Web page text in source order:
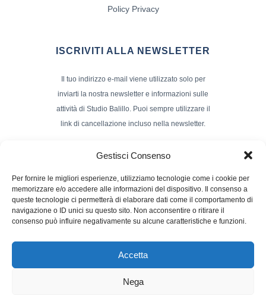
Gestisci Consenso
Per fornire le migliori esperienze, utilizziamo tecnologie come i cookie per
memorizzare e/o accedere alle informazioni del dispositivo. Il consenso a
queste tecnologie ci permetterà di elaborare dati come il comportamento di
navigazione o ID unici su questo sito. Non acconsentire o ritirare il
consenso può influire negativamente su alcune caratteristiche e funzioni.
Accetta
Nega
Policy Privacy
ISCRIVITI ALLA NEWSLETTER
Il tuo indirizzo e-mail viene utilizzato solo per
inviarti la nostra newsletter e informazioni sulle
attività di Studio Balillo. Puoi sempre utilizzare il
link di cancellazione incluso nella newsletter.
Nome e Cognome
Powerd by :Studio70